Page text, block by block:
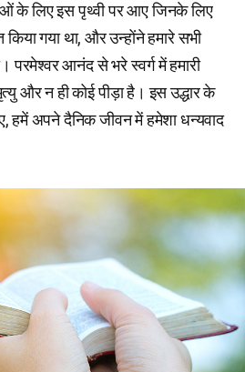
के लिए इस पृथ्वी पर आए जिनके लिए
किया गया था, और उन्होंने हमारे सभी
परमेश्वर आनंद से भरे स्वर्ग में हमारी
और न ही कोई पीड़ा है। इस उद्धार के
हमें अपने दैनिक जीवन में हमेशा धन्यवाद